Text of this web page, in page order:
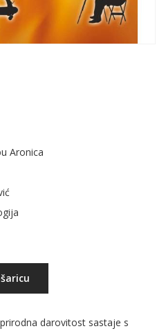
Aronica
darovitost sastaje s